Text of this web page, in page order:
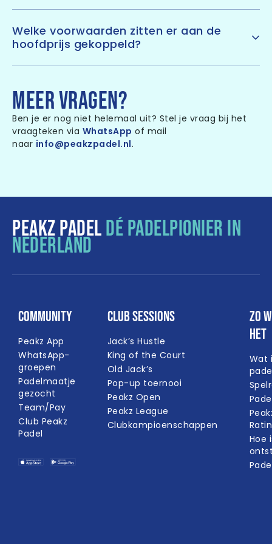
Absoluut! Hoe langer je streak, hoe groter je kans op
prijzen. Padelritme moet beloond worden natuurlijk. Bij
een streak van vier gaat je naam één keer in de koker,
bij vijf twee keer, bij zes drie keer etc..
Welke voorwaarden zitten er aan de
hoofdprijs gekoppeld?
De winnaar kan de villa van huureenhuis.com tussen
basis van beschikbaarheid boeken.
MEER VRAGEN?
Ben je er nog niet helemaal uit? Stel je vraag bij het
vraagteken via WhatsApp of mail
naar info@peakzpadel.nl.
PEAKZ PADELDÉ PADELPIONIER IN
NEDERLAND
Community
Peakz App
WhatsApp-
groepen
Padelmaatje
gezocht
Team/Pay
Club Peakz
Padel
Club Sessions
Jack’s Hustle
King of the Court
Old Jack’s
Pop-up toernooi
Peakz Open
Peakz League
Clubkampioenschappen
Zo
het
Wat
Hoe